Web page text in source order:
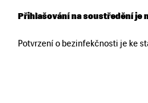
Přihlašování na soustředění je
Potvrzení o bezinfekčnosti je ke